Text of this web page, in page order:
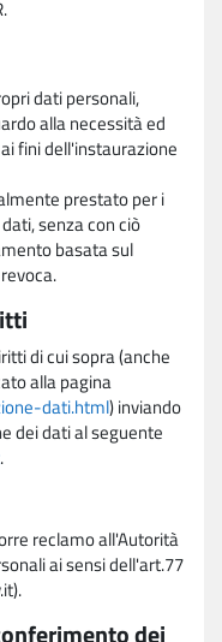
dati personali,
alla necessità ed
fini dell'instaurazione
prestato per i
senza con ciò
basata sul
di cui sopra (anche
alla pagina
dati.html) inviando
dei dati al seguente
.
reclamo all'Autorità
ai sensi dell'art.77
dei